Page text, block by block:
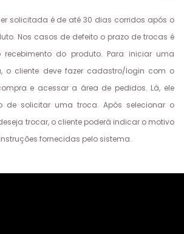
solicitada é de até 30 dias corridos após o
Nos casos de defeito o prazo de trocas é
do produto. Para iniciar uma
o cliente deve fazer cadastro/login com o
e acessar a área de pedidos. Lá, ele
de solicitar uma troca. Após selecionar o
trocar, o cliente poderá indicar o motivo
fornecidas pelo sistema.